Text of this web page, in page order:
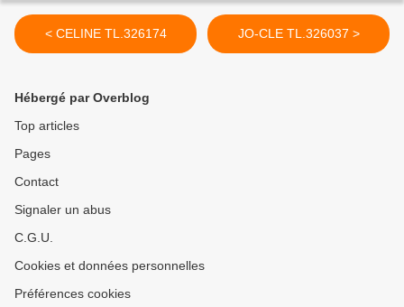
< CELINE TL.326174 JO-CLE TL.326037 >
Hébergé par Overblog
Top articles
Pages
Contact
Signaler un abus
C.G.U.
Cookies et données personnelles
Préférences cookies